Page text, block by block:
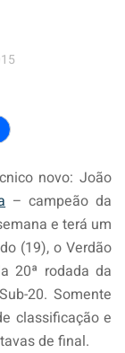
novo: João
– campeão da
e terá um
(19), o Verdão
20ª rodada da
20. Somente
classificação e
de final.